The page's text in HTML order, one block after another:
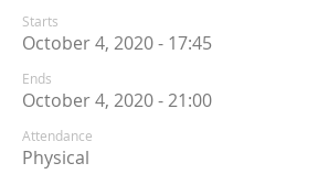
Starts
October 4, 2020 - 17:45
Ends
October 4, 2020 - 21:00
Attendance
Physical